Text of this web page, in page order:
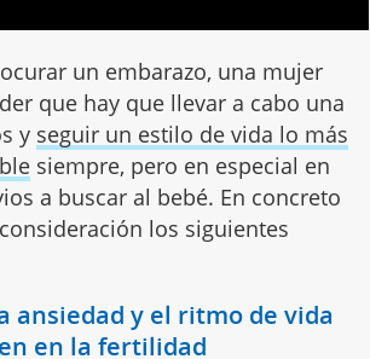
un embarazo, una mujer
que hay que llevar a cabo una
y seguir un estilo de vida lo más
siempre, pero en especial en
a buscar al bebé. En concreto
los siguientes
ansiedad y el ritmo de vida
en la fertilidad